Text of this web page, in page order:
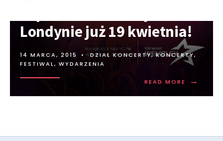
Londynie już 19 kwietnia!
14 MARCA, 2015 • DZIAŁ KONCERTY,KONCERTY,
FESTIWAL, WYDARZENIA
READ MORE →